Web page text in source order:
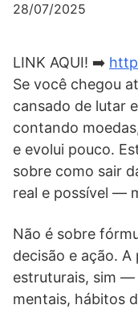
28/07/2025
LINK AQUI! ➡️
Se você chegou
cansado de lutar
contando
e evolui pouco.
sobre como sair
real e possível —
Não é sobre
decisão e ação.
estruturais, sim —
mentais, hábitos